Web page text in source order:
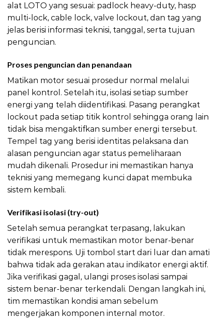
alat LOTO yang sesuai: padlock heavy-duty, hasp
multi-lock, cable lock, valve lockout, dan tag yang
jelas berisi informasi teknisi, tanggal, serta tujuan
penguncian.
Proses penguncian dan penandaan
Matikan motor sesuai prosedur normal melalui
panel kontrol. Setelah itu, isolasi setiap sumber
energi yang telah diidentifikasi. Pasang perangkat
lockout pada setiap titik kontrol sehingga orang lain
tidak bisa mengaktifkan sumber energi tersebut.
Tempel tag yang berisi identitas pelaksana dan
alasan penguncian agar status pemeliharaan
mudah dikenali. Prosedur ini memastikan hanya
teknisi yang memegang kunci dapat membuka
sistem kembali.
Verifikasi isolasi (try-out)
Setelah semua perangkat terpasang, lakukan
verifikasi untuk memastikan motor benar-benar
tidak merespons. Uji tombol start dari luar dan amati
bahwa tidak ada gerakan atau indikator energi aktif.
Jika verifikasi gagal, ulangi proses isolasi sampai
sistem benar-benar terkendali. Dengan langkah ini,
tim memastikan kondisi aman sebelum
mengerjakan komponen internal motor.